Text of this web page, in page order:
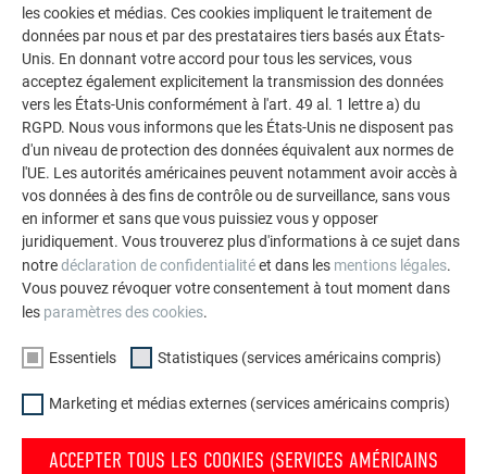
MANUTENTION
Immédiatement après réception de la livraison :
Inspectez la palette pour vérifier qu’il n’y a pas de
dommages visibles.
Lors du déballage de la palette : vérifiez que les
panneaux ne sont pas endommagés.
Le déballage et le remballage des palettes doit avoir
lieu dans un endroit propre.
Pour éviter tout fléchissement, les panneaux doivent
toujours être portés verticalement.
Ne pas apposer de rubans adhésifs ou d’étiquettes
sur la surface des panneaux composites
retouche. En effet, le plastifiant que ceux-ci
contiennent pourrait pénétrer le film et attaquer la
surface laquée.
les cookies et médias. Ces cookies impliquent le traitement de
données par nous et par des prestataires tiers basés aux États-
Unis. En donnant votre accord pour tous les services, vous
acceptez également explicitement la transmission des données
vers les États-Unis conformément à l'art. 49 al. 1 lettre a) du
RGPD. Nous vous informons que les États-Unis ne disposent pas
d'un niveau de protection des données équivalent aux normes de
l'UE. Les autorités américaines peuvent notamment avoir accès à
vos données à des fins de contrôle ou de surveillance, sans vous
en informer et sans que vous puissiez vous y opposer
juridiquement. Vous trouverez plus d'informations à ce sujet dans
notredéclaration de confidentialitéet dans les mentions légales.
Vous pouvez révoquer votre consentement à tout moment dans
les paramètres des cookies.
Essentiels Statistiques (services américains compris)
Marketing et médias externes (services américains compris)
ACCEPTER TOUS LES COOKIES (SERVICES AMÉRICAINS